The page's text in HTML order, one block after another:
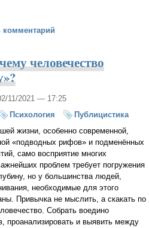
ко встрече со злом? Александр
комментарий
человечество
11/2021 — 17:25
Психология
Публицистика
жизни, особенно современной,
«подводных рифов» и подменённых
само восприятие многих
проблем требует погружения
но у большинства людей,
необходимые для этого
Привычка не мыслить, а скакать по
Собрать воедино
проанализировать и выявить между